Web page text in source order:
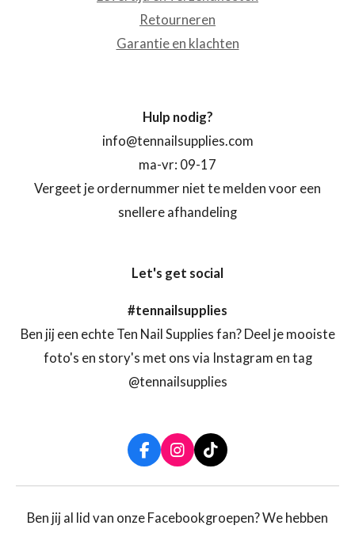
Retourneren
Garantie en klachten
Hulp nodig?
info@tennailsupplies.com
ma-vr: 09-17
Vergeet je ordernummer niet te melden voor een
snellere afhandeling
Let's get social
#tennailsupplies
Ben jij een echte Ten Nail Supplies fan? Deel je mooiste
foto's en story's met ons via Instagram en tag
@tennailsupplies
F
a
c
b
I
n
s
a
T
i
k
o
Ben jij al lid van onze Facebookgroepen? We hebben